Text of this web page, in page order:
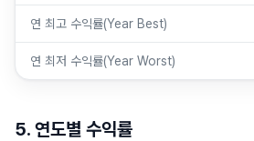
연 최고 수익률(Year Best)
연 최저 수익률(Year Worst)
5. 연도별 수익률